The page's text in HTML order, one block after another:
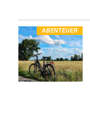
ABENTEUER